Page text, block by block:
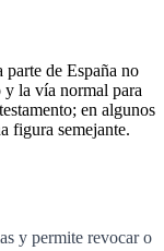
de España no
la vía normal para
en algunos
figura semejante.
y permite revocar o